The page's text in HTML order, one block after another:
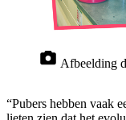
Afbeelding
“Pubers hebben vaak